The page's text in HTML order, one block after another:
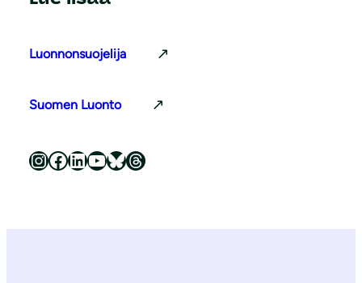
Luonnonsuojelija
Suomen Luonto
Luonnonsuojeluliitto Instagramissa Luonnonsuojeluliitto Facebookissa Luonnonsuojeluliitto LinkedInissä Luonnonsuojeluliiton YouTube-kanava Luonnonsuojeluliitto Blueskyssa Luonnonsuojeluliitto Threadsissa